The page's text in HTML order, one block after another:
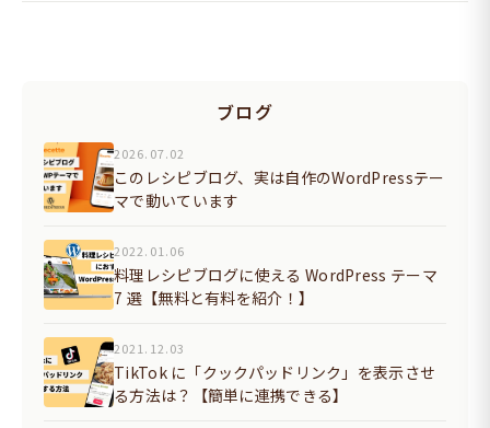
ブログ
2026.07.02
このレシピブログ、実は自作のWordPressテー
マで動いています
2022.01.06
料理レシピブログに使える WordPress テーマ
7 選【無料と有料を紹介！】
2021.12.03
TikTok に「クックパッドリンク」を表示させ
る方法は？【簡単に連携できる】